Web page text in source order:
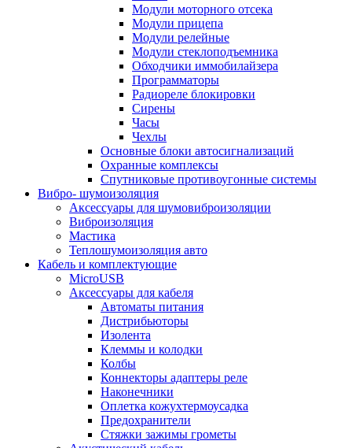
Модули моторного отсека
Модули прицепа
Модули релейные
Модули стеклоподъемника
Обходчики иммобилайзера
Программаторы
Радиореле блокировки
Сирены
Часы
Чехлы
Основные блоки автосигнализаций
Охранные комплексы
Спутниковые противоугонные системы
Вибро- шумоизоляция
Аксессуары для шумовиброизоляции
Виброизоляция
Мастика
Теплошумоизоляция авто
Кабель и комплектующие
MicroUSB
Аксессуары для кабеля
Автоматы питания
Дистрибьюторы
Изолента
Клеммы и колодки
Колбы
Коннекторы адаптеры реле
Наконечники
Оплетка кожухтермоусадка
Предохранители
Стяжки зажимы грометы